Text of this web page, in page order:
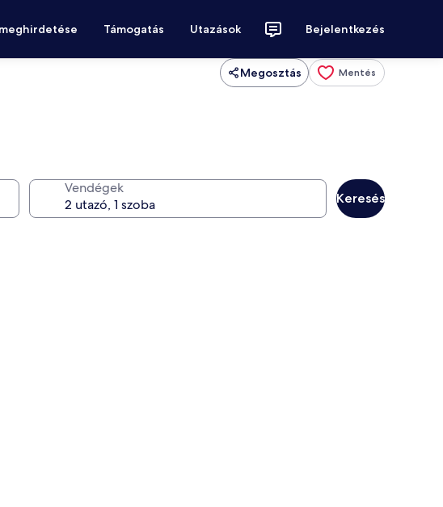
Támogatás Utazások Bejelentkezés
Megosztás Mentés
Vendégek
Keresés